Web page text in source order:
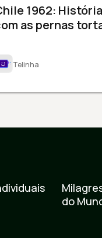
1962:
as pernas
Telinha
do